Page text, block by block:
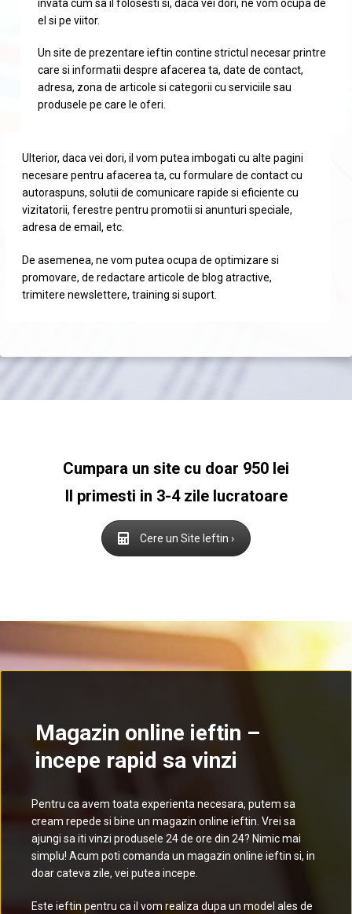
invata cum sa il folosesti si, daca vei dori, ne vom ocupa de
el si pe viitor.
Un site de prezentare ieftin contine strictul necesar printre
care si informatii despre afacerea ta, date de contact,
adresa, zona de articole si categorii cu serviciile sau
produsele pe care le oferi.
Ulterior, daca vei dori, il vom putea imbogati cu alte pagini
necesare pentru afacerea ta, cu formulare de contact cu
autoraspuns, solutii de comunicare rapide si eficiente cu
vizitatorii, ferestre pentru promotii si anunturi speciale,
adresa de email, etc.
De asemenea, ne vom putea ocupa de optimizare si
promovare, de redactare articole de blog atractive,
trimitere newslettere, training si suport.
Cumpara un site cu doar 950 lei
Il primesti in 3-4 zile lucratoare
Cere un Site Ieftin ›
Magazin online ieftin –
incepe rapid sa vinzi
Pentru ca avem toata experienta necesara, putem sa
cream repede si bine un magazin online ieftin. Vrei sa
ajungi sa iti vinzi produsele 24 de ore din 24? Nimic mai
simplu! Acum poti comanda un magazin online ieftin si, in
doar cateva zile, vei putea incepe.
Este ieftin pentru ca il vom realiza dupa un model ales de